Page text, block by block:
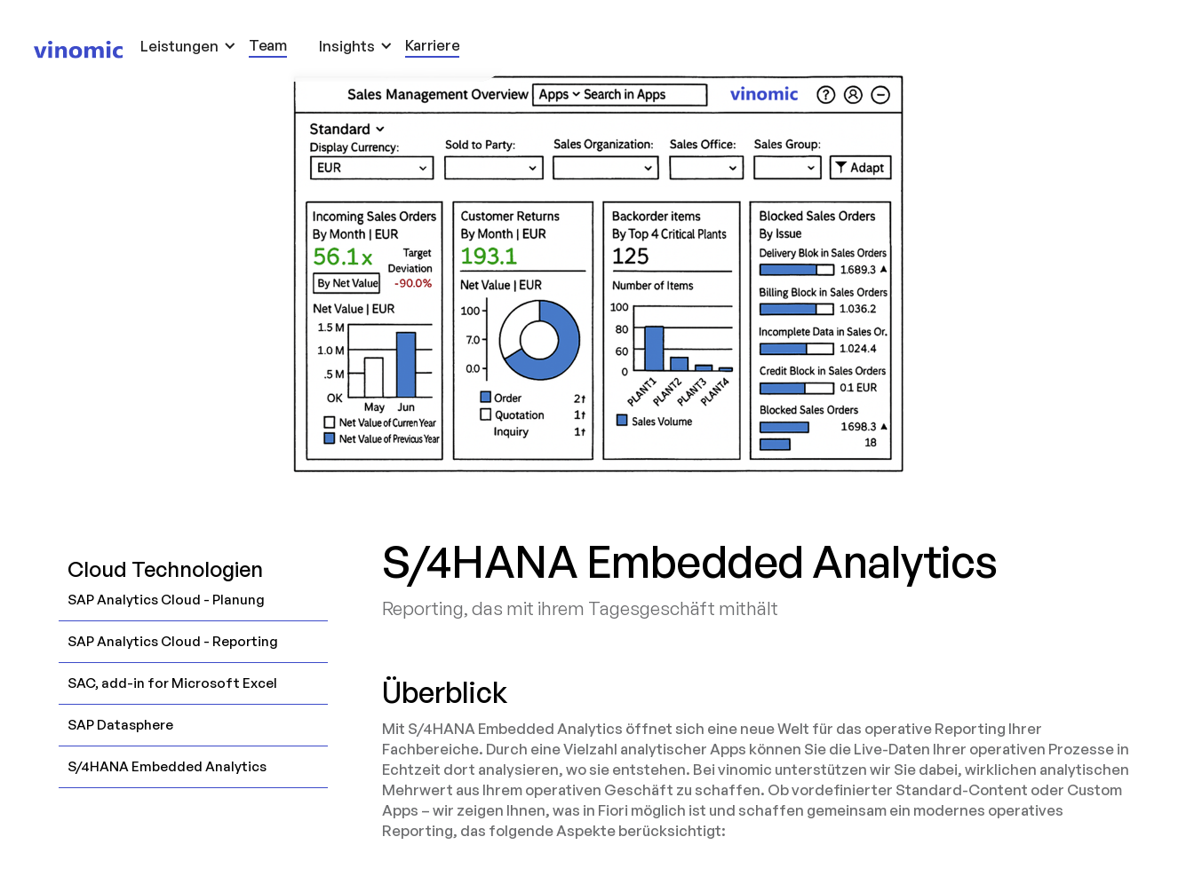
Leistungen Team Insights Karriere
Cloud Technologien
SAP Analytics Cloud - Planung
SAP Analytics Cloud - Reporting
SAC, add-in for Microsoft Excel
SAP Datasphere
S/4HANA Embedded Analytics
S/4HANA Embedded Analytics
Reporting, das mit ihrem Tagesgeschäft mithält
Überblick
Mit S/4HANA Embedded Analytics öffnet sich eine neue Welt für das operative Reporting Ihrer
Fachbereiche. Durch eine Vielzahl analytischer Apps können Sie die Live-Daten Ihrer operativen Prozesse in
Echtzeit dort analysieren, wo sie entstehen. Bei vinomic unterstützen wir Sie dabei, wirklichen analytischen
Mehrwert aus Ihrem operativen Geschäft zu schaffen. Ob vordefinierter Standard-Content oder Custom
Apps – wir zeigen Ihnen, was in Fiori möglich ist und schaffen gemeinsam ein modernes operatives
Reporting, das folgende Aspekte berücksichtigt: